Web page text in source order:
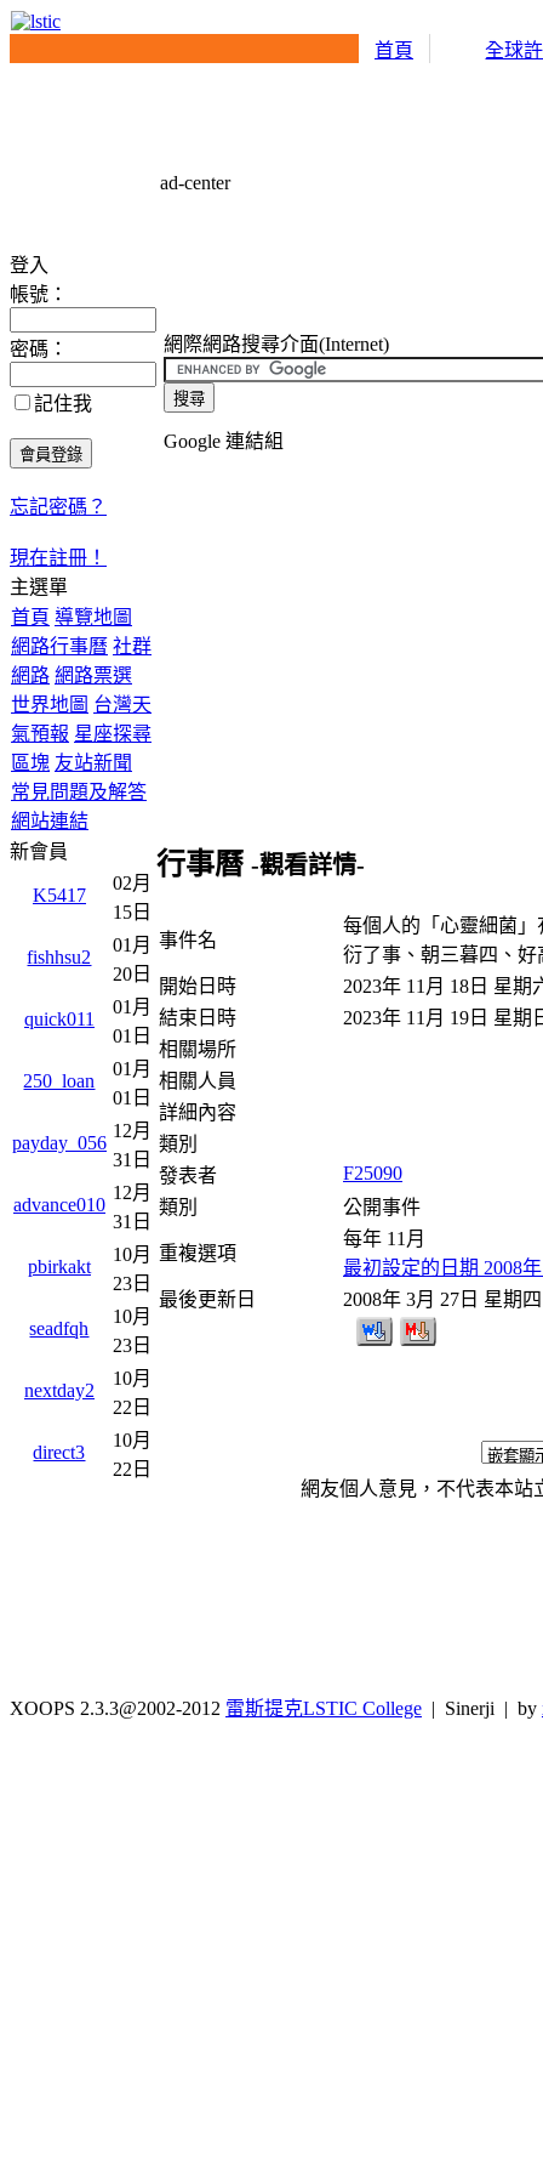
首頁 全球
登入
帳號：
密碼：
記住我
忘記密碼？
現在註冊！
主選單
首頁 導覽地圖
網路行事曆 社群
網路 網路票選
世界地圖 台灣天
氣預報 星座探尋
區塊 友站新聞
常見問題及解答
網站連結
新會員
K5417
02月
15日
fishhsu2
01月
20日
quick011
01月
01日
250_loan
01月
01日
payday_056
12月
31日
advance010
12月
31日
pbirkakt
10月
23日
seadfqh
10月
23日
nextday2
10月
22日
direct3
10月
22日
ad-center
網際網路搜尋介面(Internet)
Google 連結組
行事曆 -觀看詳情-
事件名
每個人的「心靈細菌
衍了事、朝三暮四、好
開始日時
2023年 11月 18日 星
結束日時
2023年 11月 19日 星
相關場所
相關人員
詳細內容
類別
發表者
F25090
類別
公開事件
重複選項
每年 11月
最初設定的日期 2008
最後更新日
2008年 3月 27日 星期四
網友個人意見，不代表本站
XOOPS 2.3.3@2002-2012 雷斯提克LSTIC College | Sinerji | by